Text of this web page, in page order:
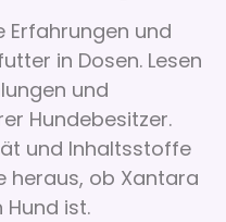
Erfahrungen und
in Dosen. Lesen
und
Hundebesitzer.
und Inhaltsstoffe
heraus, ob Xantara
ist.